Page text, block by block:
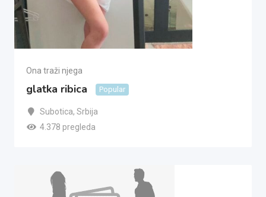
Ona traži njega
glatka ribica Popular
Subotica, Srbija
4.378 pregleda